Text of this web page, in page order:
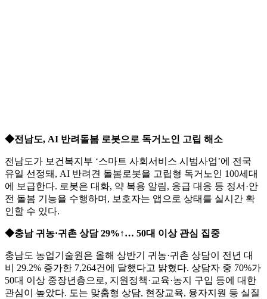
◆전남도, AI 반려돌봄 로봇으로 독거노인 고립 해소
전남도가 보건복지부 ‘스마트 사회서비스 시범사업’에 전국
유일 선정돼, AI 반려견 돌봄로봇을 고립형 독거노인 100세대
에 보급한다. 로봇은 대화, 약 복용 알림, 응급 대응 등 정서·안
전 돌봄 기능을 수행하며, 보호자는 앱으로 상태를 실시간 확
인할 수 있다.
◆충남 귀농·귀촌 상담 29%↑… 50대 이상 관심 집중
충남도 농업기술원은 올해 상반기 귀농·귀촌 상담이 전년 대
비 29.2% 증가한 7,264건에 달했다고 밝혔다. 상담자 중 70%가
50대 이상 중장년층으로, 지원정책·교육·농지 구입 등에 대한
관심이 높았다. 도는 맞춤형 상담, 현장교육, 융자지원 등 실질